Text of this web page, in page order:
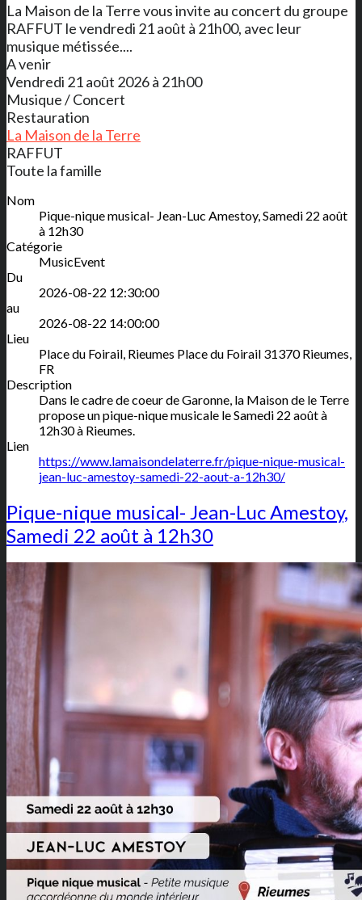
La Maison de la Terre vous invite au concert du groupe
RAFFUT le vendredi 21 août à 21h00, avec leur
musique métissée....
A venir
Vendredi 21 août 2026 à 21h00
Musique / Concert
Restauration
La Maison de la Terre
RAFFUT
Toute la famille
Nom
Pique-nique musical- Jean-Luc Amestoy, Samedi 22 août
à 12h30
Catégorie
MusicEvent
Du
2026-08-22 12:30:00
au
2026-08-22 14:00:00
Lieu
Place du Foirail, Rieumes Place du Foirail 31370 Rieumes
FR
Description
Dans le cadre de coeur de Garonne, la Maison de le Terre
propose un pique-nique musicale le Samedi 22 août à
12h30 à Rieumes.
Lien
https://www.lamaisondelaterre.fr/pique-nique-musical-
jean-luc-amestoy-samedi-22-aout-a-12h30/
Pique-nique musical- Jean-Luc Amestoy,
Samedi 22 août à 12h30